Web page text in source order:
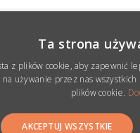
Ta strona
z plików cookie, aby zapewnić
na używanie przez nas
plików cookie.
AKCEPTUJ WSZYSTKIE